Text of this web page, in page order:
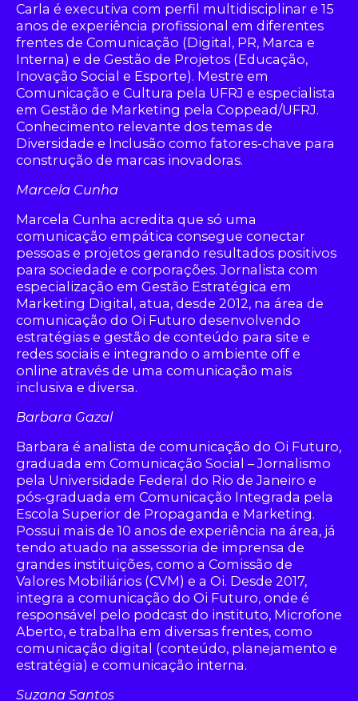
Carla é executiva com perfil multidisciplinar e 15
anos de experiência profissional em diferentes
frentes de Comunicação (Digital, PR, Marca e
Interna) e de Gestão de Projetos (Educação,
Inovação Social e Esporte). Mestre em
Comunicação e Cultura pela UFRJ e especialista
em Gestão de Marketing pela Coppead/UFRJ.
Conhecimento relevante dos temas de
Diversidade e Inclusão como fatores-chave para
construção de marcas inovadoras.
Marcela Cunha
Marcela Cunha acredita que só uma
comunicação empática consegue conectar
pessoas e projetos gerando resultados positivos
para sociedade e corporações. Jornalista com
especialização em Gestão Estratégica em
Marketing Digital, atua, desde 2012, na área de
comunicação do Oi Futuro desenvolvendo
estratégias e gestão de conteúdo para site e
redes sociais e integrando o ambiente off e
online através de uma comunicação mais
inclusiva e diversa.
Barbara Gazal
Barbara é analista de comunicação do Oi Futuro,
graduada em Comunicação Social – Jornalismo
pela Universidade Federal do Rio de Janeiro e
pós-graduada em Comunicação Integrada pela
Escola Superior de Propaganda e Marketing.
Possui mais de 10 anos de experiência na área, já
tendo atuado na assessoria de imprensa de
grandes instituições, como a Comissão de
Valores Mobiliários (CVM) e a Oi. Desde 2017,
integra a comunicação do Oi Futuro, onde é
responsável pelo podcast do instituto, Microfone
Aberto, e trabalha em diversas frentes, como
comunicação digital (conteúdo, planejamento e
estratégia) e comunicação interna.
Suzana Santos